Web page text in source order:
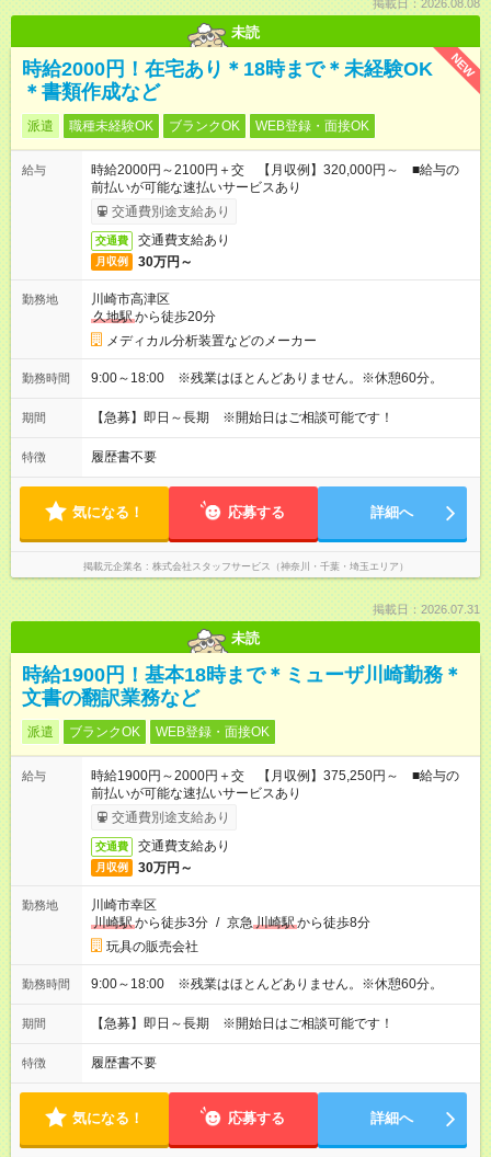
掲載日：2026.08.08
未読
NEW
時給2000円！在宅あり＊18時まで＊未経験OK
＊書類作成など
派遣 職種未経験OK ブランクOK WEB登録・面接OK
給与
時給2000円～2100円＋交 【月収例】320,000円～ ■給与の
前払いが可能な速払いサービスあり
交通費別途支給あり
交通費 交通費支給あり
月収例 30万円～
勤務地
川崎市高津区
久地駅から徒歩20分
メディカル分析装置などのメーカー
勤務時間 9:00～18:00 ※残業はほとんどありません。※休憩60分。
期間 【急募】即日～長期 ※開始日はご相談可能です！
特徴 履歴書不要
気になる！ 応募する 詳細へ
掲載元企業名 株式会社スタッフサービス（神奈川・千葉・埼玉エリア）
掲載日：2026.07.31
未読
時給1900円！基本18時まで＊ミューザ川崎勤務＊
文書の翻訳業務など
派遣 ブランクOK WEB登録・面接OK
給与
時給1900円～2000円＋交 【月収例】375,250円～ ■給与の
前払いが可能な速払いサービスあり
交通費別途支給あり
交通費 交通費支給あり
月収例 30万円～
勤務地
川崎市幸区
川崎駅から徒歩3分 / 京急 川崎駅から徒歩8分
玩具の販売会社
勤務時間 9:00～18:00 ※残業はほとんどありません。※休憩60分。
期間 【急募】即日～長期 ※開始日はご相談可能です！
特徴 履歴書不要
気になる！ 応募する 詳細へ